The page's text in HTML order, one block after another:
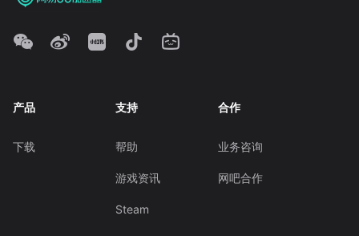
产品
下载
支持
帮助
游戏资讯
Steam
合作
业务咨询
网吧合作